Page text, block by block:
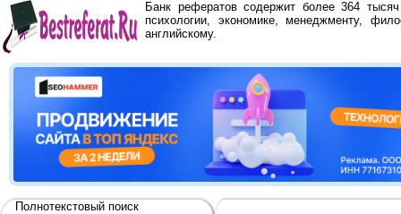
Банк рефератов содержит более 364
психологии, экономике, менеджменту,
английскому.
Полнотекстовый поиск